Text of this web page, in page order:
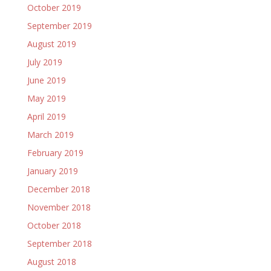
October 2019
September 2019
August 2019
July 2019
June 2019
May 2019
April 2019
March 2019
February 2019
January 2019
December 2018
November 2018
October 2018
September 2018
August 2018